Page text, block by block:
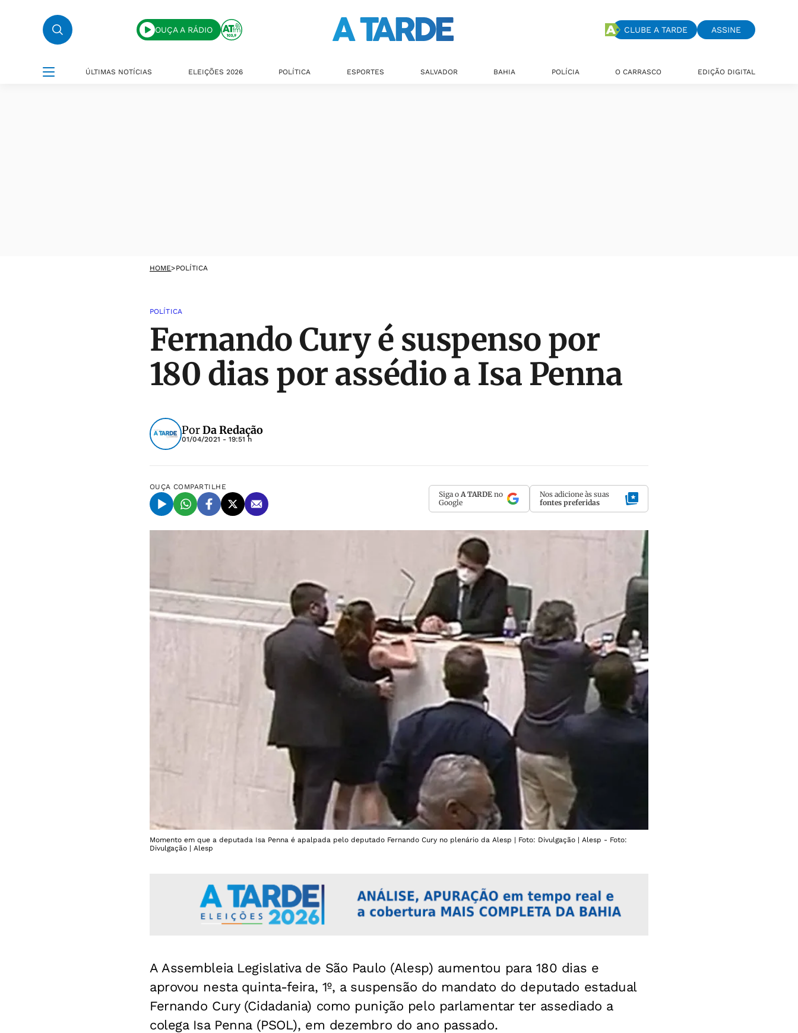
OUÇA A RÁDIO CLUBE A TARDE ASSINE
ÚLTIMAS NOTÍCIAS ELEIÇÕES 2026 POLÍTICA ESPORTES SALVADOR BAHIA POLÍCIA O CARRASCO EDIÇÃO DIGITAL
HOME>POLÍTICA
POLÍTICA
Fernando Cury é suspenso por
180 dias por assédio a Isa Penna
PorDa Redação
01/04/2021 - 19:51 h
OUÇA COMPARTILHE
Siga o A TARDE no
Google
Nos adicione às suas
fontes preferidas
Momento em que a deputada Isa Penna é apalpada pelo deputado Fernando Cury no plenário da Alesp | Foto: Divulgação | Alesp - Foto:
Divulgação | Alesp
A Assembleia Legislativa de São Paulo (Alesp) aumentou para 180 dias e
aprovou nesta quinta-feira, 1º, a suspensão do mandato do deputado estadual
Fernando Cury (Cidadania) como punição pelo parlamentar ter assediado a
colega Isa Penna (PSOL), em dezembro do ano passado.